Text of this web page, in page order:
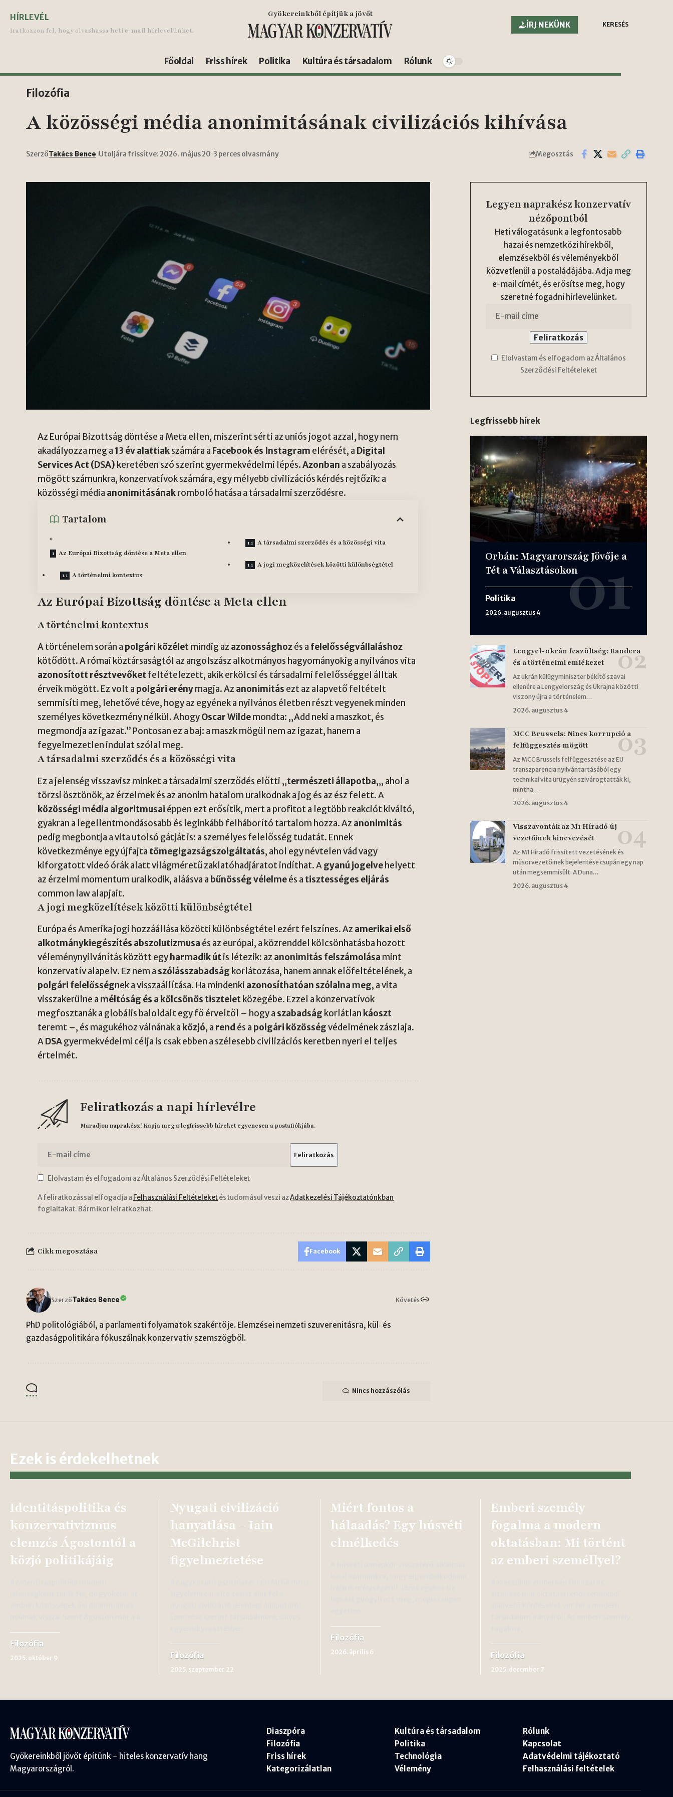
HÍRLEVÉL
Iratkozzon fel, hogy olvashassa heti e-mail hírlevelünket.
Gyökereinkből építjük a jövőt
ÍRJ NEKÜNK
KERESÉS
Főoldal Friss hírek Politika Kultúra és társadalom Rólunk
Filozófia
A közösségi média anonimitásának civilizációs kihívása
SzerzőTakács Bence Utoljára frissítve: 2026. május 20 3 perces olvasmány Megosztás
Az Európai Bizottság döntése a Meta ellen, miszerint sérti az uniós jogot azzal, hogy nem
akadályozza meg a 13 év alattiakszámára a Facebook és Instagram elérését, a Digital
Services Act (DSA) keretében szó szerint gyermekvédelmi lépés.Azonban a szabályozás
mögött számunkra, konzervatívok számára, egy mélyebb civilizációs kérdés rejtőzik: a
közösségi média anonimitásánakromboló hatása a társadalmi szerződésre.
Tartalom
Az Európai Bizottság döntése a Meta ellen
A történelmi kontextus
A társadalmi szerződés és a közösségi vita
A jogi megközelítések közötti különbségtétel
Az Európai Bizottság döntése a Meta ellen
A történelmi kontextus
A történelem során a polgári közéletmindig az azonossághozés a felelősségvállaláshoz
kötődött. A római köztársaságtól az angolszász alkotmányos hagyományokig a nyilvános vita
azonosított résztvevőketfeltételezett, akik erkölcsi és társadalmi felelősséggel álltak
érveik mögött. Ez volt a polgári erénymagja. Az anonimitás ezt az alapvető feltételt
semmisíti meg, lehetővé téve, hogy az egyének a nyilvános életben részt vegyenek minden
személyes következmény nélkül. AhogyOscar Wildemondta: „Add neki a maszkot, és
megmondja az igazat.” Pontosan ez a baj: a maszk mögül nem az igazat, hanem a
fegyelmezetlen indulat szólal meg.
A társadalmi szerződés és a közösségi vita
Ez a jelenség visszavisz minket a társadalmi szerződés előtti „természeti állapotba„, ahol a
törzsi ösztönök, az érzelmek és az anonim hatalom uralkodnak a jog és az ész felett. A
közösségi média algoritmusai éppen ezt erősítik, mert a profitot a legtöbb reakciót kiváltó,
gyakran a legellentmondásosabb és leginkább felháborító tartalom hozza. Az anonimitás
pedig megbontja a vita utolsó gátját is: a személyes felelősség tudatát. Ennek
következménye egy újfajta tömegigazságszolgáltatás, ahol egy névtelen vád vagy
kiforgatott videó órák alatt világméretű zaklatóhadjáratot indíthat. Agyanú jogelvehelyett
az érzelmi momentum uralkodik, aláásva a bűnösség vélelmeés a tisztességes eljárás
common law alapjait.
A jogi megközelítések közötti különbségtétel
Európa és Amerika jogi hozzáállása közötti különbségtétel ezért felszínes. Az amerikai első
alkotmánykiegészítés abszolutizmusa és az európai, a közrenddel kölcsönhatásba hozott
véleménynyilvánítás között egy harmadik útis létezik: az anonimitás felszámolása mint
konzervatív alapelv. Ez nem a szólásszabadság korlátozása, hanem annak előfeltételének, a
polgári felelősségnek a visszaállítása. Ha mindenki azonosíthatóan szólalna meg, a vita
visszakerülne a méltóság és a kölcsönös tisztelet közegébe. Ezzel a konzervatívok
megfosztanák a globális baloldalt egy fő érveltől – hogy a szabadság korlátlan káoszt
teremt –, és magukéhoz válnának a közjó, a rend és a polgári közösségvédelmének zászlaja.
ADSAgyermekvédelmi célja is csak ebben a szélesebb civilizációs keretben nyeri el teljes
értelmét.
Feliratkozás a napi hírlevélre
Maradjon naprakész! Kapja meg a legfrissebb híreket egyenesen a postafiókjába.
Elolvastam és elfogadom az Általános Szerződési Feltételeket
A feliratkozással elfogadja a Felhasználási Feltételeketés tudomásul veszi azAdatkezelési Tájékoztatónkban
foglaltakat. Bármikor leiratkozhat.
Cikk megosztása Facebook
SzerzőTakács Bence Követés
PhD politológiából, a parlamenti folyamatok szakértője. Elemzései nemzeti szuverenitásra, kül‑ és
gazdaságpolitikára fókuszálnak konzervatív szemszögből.
Nincs hozzászólás
Legyen naprakész konzervatív
nézőpontból
Heti válogatásunk a legfontosabb
hazai és nemzetközi hírekből,
elemzésekből és véleményekből
közvetlenül a postaládájába. Adja meg
e-mail címét, és erősítse meg, hogy
szeretné fogadni hírlevelünket.
Elolvastam és elfogadom az Általános
Szerződési Feltételeket
Legfrissebb hírek
Orbán: Magyarország Jövője a
Tét a Választásokon
Politika
2026. augusztus 4
Lengyel-ukrán feszültség: Bandera
és a történelmi emlékezet
Az ukrán külügyminiszter békítő szavai
ellenére a Lengyelország és Ukrajna közötti
viszony újra a történelem…
2026. augusztus 4
MCC Brussels: Nincs korrupció a
felfüggesztés mögött
Az MCC Brussels felfüggesztése az EU
transzparencia nyilvántartásából egy
technikai vita ürügyén szivárogtatták ki,
mintha…
2026. augusztus 4
Visszavonták az M1 Híradó új
vezetőinek kinevezését
Az M1 Híradó frissített vezetésének és
műsorvezetőinek bejelentése csupán egy nap
után megsemmisült. A Duna…
2026. augusztus 4
Ezek is érdekelhetnek
Identitáspolitika és
konzervativizmus
elemzés Ágostontól a
közjó politikájáig
Filozófia
2025. október 9
Nyugati civilizáció
hanyatlása – Iain
McGilchrist
figyelmeztetése
Filozófia
2025. szeptember 22
Miért fontos a
hálaadás? Egy húsvéti
elmélkedés
Filozófia
2026. április 6
Emberi személy
fogalma a modern
oktatásban: Mi történt
az emberi személlyel?
Filozófia
2025. december 7
Gyökereinkből jövőt építünk – hiteles konzervatív hang
Magyarországról.
Diaszpóra
Filozófia
Friss hírek
Kategorizálatlan
Kultúra és társadalom
Politika
Technológia
Vélemény
Rólunk
Kapcsolat
Adatvédelmi tájékoztató
Felhasználási feltételek